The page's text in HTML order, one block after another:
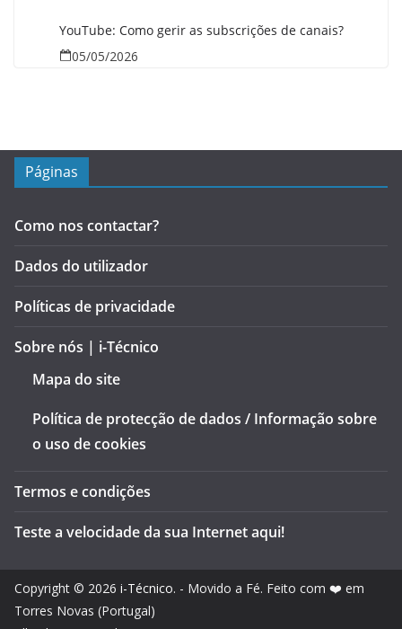
YouTube: Como gerir as subscrições de canais?
05/05/2026
Páginas
Como nos contactar?
Dados do utilizador
Políticas de privacidade
Sobre nós | i-Técnico
Mapa do site
Política de protecção de dados / Informação sobre
o uso de cookies
Termos e condições
Teste a velocidade da sua Internet aqui!
Copyright © 2026 i-Técnico. - Movido a Fé. Feito com ❤️ em
Torres Novas (Portugal)